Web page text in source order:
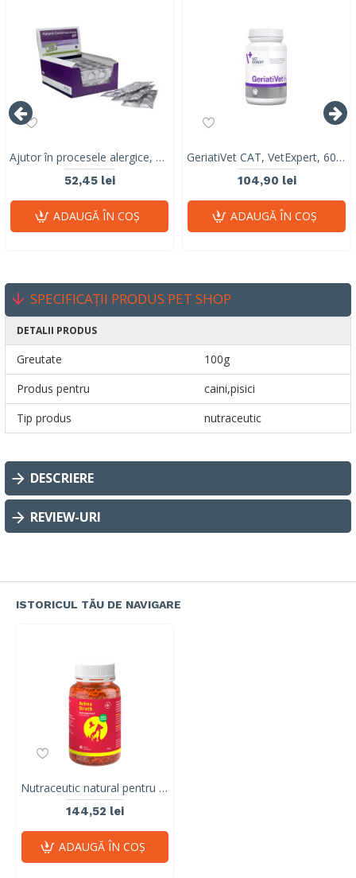
Ajutor în procesele alergice, Histamin LARGE BREED Stangest, blister, 8 tablete
52,45 lei
ADAUGĂ ÎN COŞ
GeriatiVet CAT, VetExpert, 60 capsule
104,90 lei
ADAUGĂ ÎN COŞ
SPECIFICAȚII PRODUS PET SHOP
DETALII PRODUS
Greutate
100g
Produs pentru
caini,pisici
Tip produs
nutraceutic
DESCRIERE
REVIEW-URI
ISTORICUL TĂU DE NAVIGARE
Nutraceutic natural pentru toate animalele Anima-Strath, Granule, 100 g
144,52 lei
ADAUGĂ ÎN COŞ